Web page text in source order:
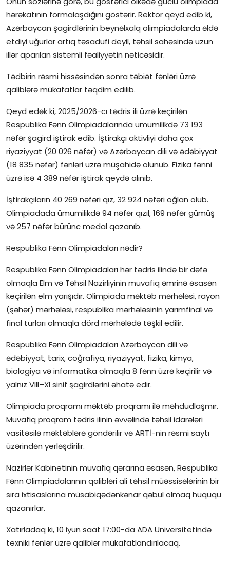
hərəkatının formalaşdığını göstərir. Rektor qeyd edib ki,
Azərbaycan şagirdlərinin beynəlxalq olimpiadalarda əldə
etdiyi uğurlar artıq təsadüfi deyil, təhsil sahəsində uzun
illər aparılan sistemli fəaliyyətin nəticəsidir.
Tədbirin rəsmi hissəsindən sonra təbiət fənləri üzrə
qaliblərə mükafatlar təqdim edilib.
Qeyd edək ki, 2025/2026-cı tədris ili üzrə keçirilən
Respublika Fənn Olimpiadalarında ümumilikdə 73 193
nəfər şagird iştirak edib. İştirakçı aktivliyi daha çox
riyaziyyat (20 026 nəfər) və Azərbaycan dili və ədəbiyyat
(18 835 nəfər) fənləri üzrə müşahidə olunub. Fizika fənni
üzrə isə 4 389 nəfər iştirak qeydə alınıb.
İştirakçıların 40 269 nəfəri qız, 32 924 nəfəri oğlan olub.
Olimpiadada ümumilikdə 94 nəfər qızıl, 169 nəfər gümüş
və 257 nəfər bürünc medal qazanıb.
Respublika Fənn Olimpiadaları nədir?
Respublika Fənn Olimpiadaları hər tədris ilində bir dəfə
olmaqla Elm və Təhsil Nazirliyinin müvafiq əmrinə əsasən
keçirilən elm yarışıdır. Olimpiada məktəb mərhələsi, rayon
(şəhər) mərhələsi, respublika mərhələsinin yarımfinal və
final turları olmaqla dörd mərhələdə təşkil edilir.
Respublika Fənn Olimpiadaları Azərbaycan dili və
ədəbiyyat, tarix, coğrafiya, riyaziyyat, fizika, kimya,
biologiya və informatika olmaqla 8 fənn üzrə keçirilir və
yalnız VIII–XI sinif şagirdlərini əhatə edir.
Olimpiada proqramı məktəb proqramı ilə məhdudlaşmır.
Müvafiq proqram tədris ilinin əvvəlində təhsil idarələri
vasitəsilə məktəblərə göndərilir və ARTİ-nin rəsmi saytı
üzərindən yerləşdirilir.
Nazirlər Kabinetinin müvafiq qərarına əsasən, Respublika
Fənn Olimpiadalarının qalibləri ali təhsil müəssisələrinin bir
sıra ixtisaslarına müsabiqədənkənar qəbul olmaq hüququ
qazanırlar.
Xatırladaq ki, 10 iyun saat 17:00-da ADA Universitetində
texniki fənlər üzrə qaliblər mükafatlandırılacaq.